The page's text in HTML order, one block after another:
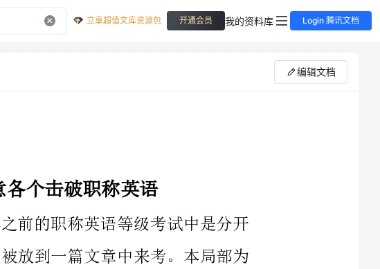
立享超值文库资源包 开通会员 我的资料库 Login 腾讯文档
编辑文档
考的，从xx年开始，这两个题型被放到一篇文章中来考。本局部为
(1)短文后有6个段落小标题，要求应试者根据文章的内容为其